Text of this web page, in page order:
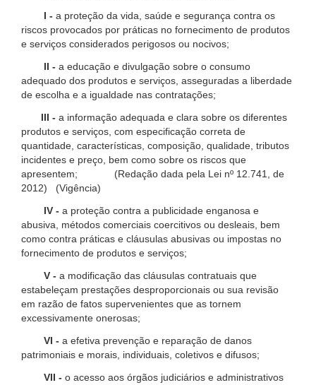
I - a proteção da vida, saúde e segurança contra os
riscos provocados por práticas no fornecimento de produtos
e serviços considerados perigosos ou nocivos;
II - a educação e divulgação sobre o consumo
adequado dos produtos e serviços, asseguradas a liberdade
de escolha e a igualdade nas contratações;
III - a informação adequada e clara sobre os diferentes
produtos e serviços, com especificação correta de
quantidade, características, composição, qualidade, tributos
incidentes e preço, bem como sobre os riscos que
apresentem; (Redação dada pela Lei nº 12.741, de
2012) (Vigência)
IV - a proteção contra a publicidade enganosa e
abusiva, métodos comerciais coercitivos ou desleais, bem
como contra práticas e cláusulas abusivas ou impostas no
fornecimento de produtos e serviços;
V - a modificação das cláusulas contratuais que
estabeleçam prestações desproporcionais ou sua revisão
em razão de fatos supervenientes que as tornem
excessivamente onerosas;
VI - a efetiva prevenção e reparação de danos
patrimoniais e morais, individuais, coletivos e difusos;
VII - o acesso aos órgãos judiciários e administrativos